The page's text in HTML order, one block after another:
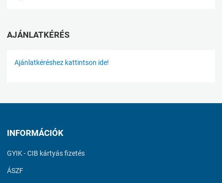
AJÁNLATKÉRÉS
Ajánlatkéréshez kattintson ide!
INFORMÁCIÓK
GYIK - CIB kártyás fizetés
ÁSZF